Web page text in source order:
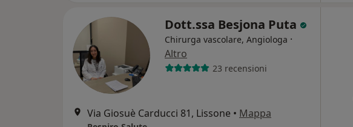
Dott.ssa Besjona Puta
Chirurga vascolare, Angiologa ·
Altro
23 recensioni
Via Giosuè Carducci 81, Lissone • Mappa